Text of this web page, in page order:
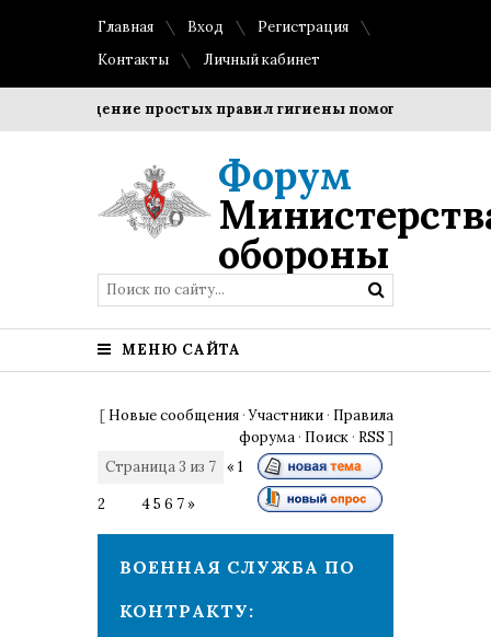
Главная Вход
Регистрация
Контакты
Личный кабинет
Соблюдение простых правил гигиены помогает
Форум
обороны
МЕНЮ САЙТА
[ Новые сообщения ·Участники · Правила
форума · Поиск · RSS ]
Страница 3 из 7 « 1
2
45 6 7»
ВОЕННАЯ СЛУЖБА ПО
КОНТРАКТУ: